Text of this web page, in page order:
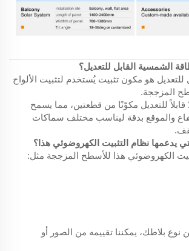
هو مكون تثبيت يُستخدم لتثبيت الألواح
المزججة.
للتعديل مكوّنًا من قطعتين، مما يسمح
والموقع بدقة ليناسب مختلف سماكات
الكهروضوئي هذا للأسطح المزججة مثل:
نوع بلاطك، يمكننا تقييمه من الصور أو